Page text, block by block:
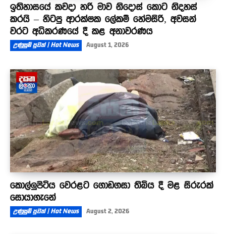
ඉතිහාසයේ කවදා හරි මාව නිදොස් කොට නිදහස්
කරයි – හිටපු ආරක්ෂක ලේකම් හේමසිරි, අවසන්
වරට අධිකරණයේ දී කළ අනාවරණය
උණුසුම් පුවත් | Hot News August 1, 2026
කොල්ලුපිටිය වෙරළට ගොඩගසා තිබිය දී මළ සිරුරක්
සොයාගැනේ
උණුසුම් පුවත් | Hot News August 2, 2026